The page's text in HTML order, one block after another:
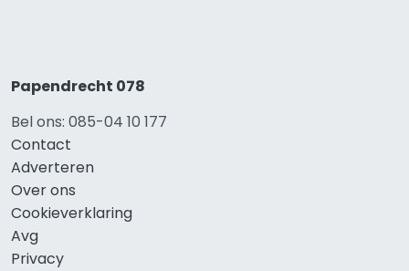
Papendrecht 078
Bel ons: 085-04 10 177
Contact
Adverteren
Over ons
Cookieverklaring
Avg
Privacy